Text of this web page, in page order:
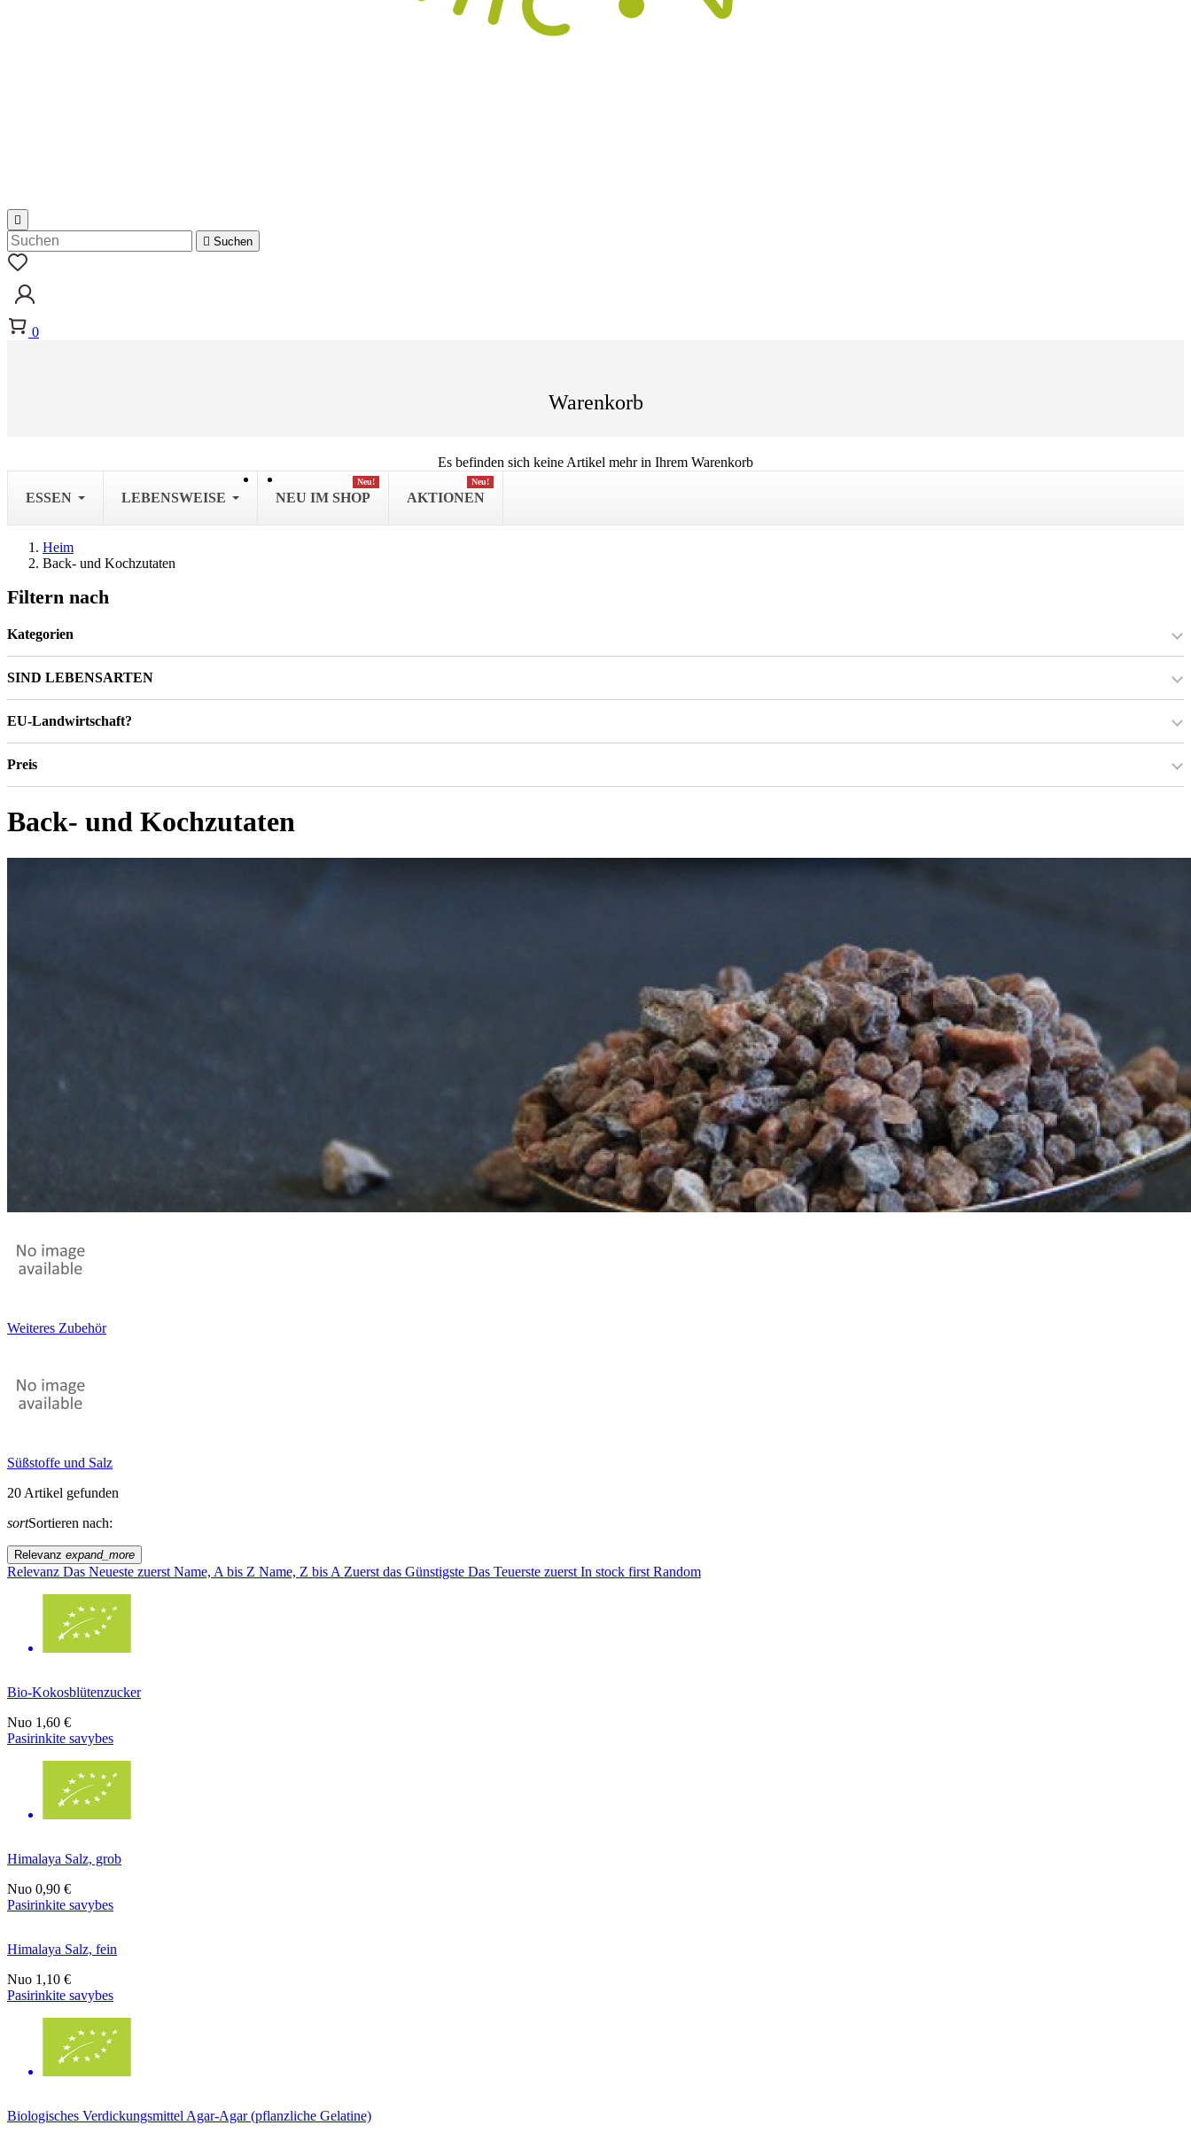

 Suchen
0
Warenkorb
Es befinden sich keine Artikel mehr in Ihrem Warenkorb
ESSEN LEBENSWEISE NEU IM SHOP
Neu!
AKTIONEN
Neu!
Heim
Back- und Kochzutaten
Filtern nach
Kategorien
SIND LEBENSARTEN
EU-Landwirtschaft?
Preis
Back- und Kochzutaten
Weiteres Zubehör
Süßstoffe und Salz
20 Artikel gefunden
sortSortieren nach:
Relevanz expand_more
Relevanz Das Neueste zuerst Name, A bis Z Name, Z bis A Zuerst das Günstigste Das Teuerste zuerst In stock first Random
Bio-Kokosblütenzucker
Nuo 1,60 €
Pasirinkite savybes
Himalaya Salz, grob
Nuo 0,90 €
Pasirinkite savybes
Himalaya Salz, fein
Nuo 1,10 €
Pasirinkite savybes
Biologisches Verdickungsmittel Agar-Agar (pflanzliche Gelatine)